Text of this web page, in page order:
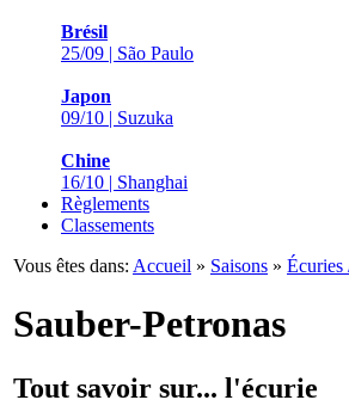
Brésil
25/09 | São Paulo
Japon
09/10 | Suzuka
Chine
16/10 | Shanghai
Règlements
Classements
Vous êtes dans: Accueil » Saisons » Écuries
Sauber-Petronas
Tout savoir sur... l'écurie